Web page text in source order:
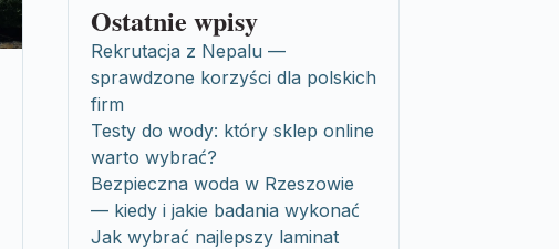
Ostatnie wpisy
Rekrutacja z Nepalu —
sprawdzone korzyści dla polskich
firm
Testy do wody: który sklep online
warto wybrać?
Bezpieczna woda w Rzeszowie
— kiedy i jakie badania wykonać
Jak wybrać najlepszy laminat